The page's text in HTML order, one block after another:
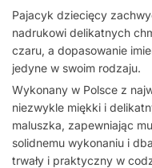
Pajacyk dziecięcy
nadrukowi delikatnych
czaru, a dopasowanie
jedyne w swoim rodzaju.
Wykonany w Polsce z
niezwykle miękki i
maluszka, zapewniając
solidnemu wykonaniu i
trwały i praktyczny w